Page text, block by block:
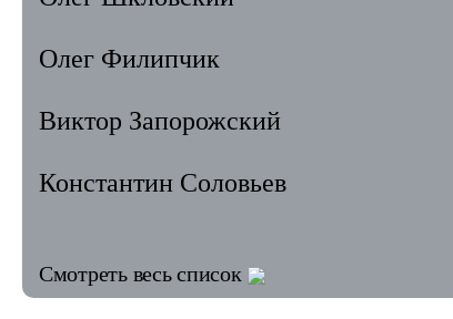
Олег Филипчик
Виктор Запорожский
Константин Соловьев
Смотреть весь список